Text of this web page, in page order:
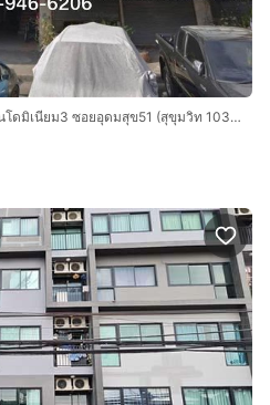
คอนโดมิเนียม 25 ตร.ม. นิรันดร์ คอนโดมิเนียม3 ซอยอุดมสุข51 (สุขุมวิท 103) ถนนศรีนครินทร์ ถนนอุดมสุข เขตพระโขนง กรุงเทพมหานคร